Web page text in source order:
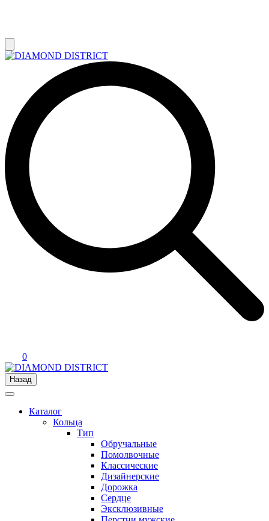
0
Назад
Каталог
Кольца
Тип
Обручальные
Помолвочные
Классические
Дизайнерские
Дорожка
Сердце
Эксклюзивные